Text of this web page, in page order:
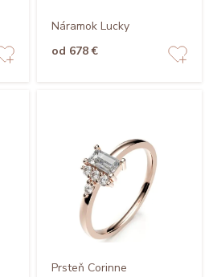
Náramok Lucky
od 678 €
Prsteň Corinne